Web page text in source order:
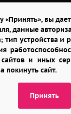
вы
данные
устройства
и иных
покинуть сайт.
Принять
ул. Красная
ТЦ «Южный»